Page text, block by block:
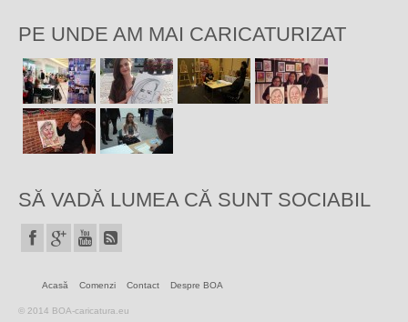
PE UNDE AM MAI CARICATURIZAT
SĂ VADĂ LUMEA CĂ SUNT SOCIABIL
Acasă Comenzi Contact Despre BOA
© 2014 BOA-caricatura.eu